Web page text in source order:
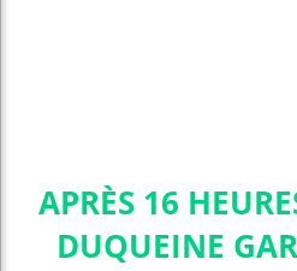
APRÈS 16
DUQUEINE